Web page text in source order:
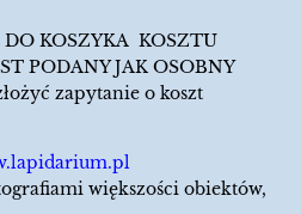
KOSZYKA KOSZTU
PODANY JAK OSOBNY
zapytanie o koszt
większości obiektów,